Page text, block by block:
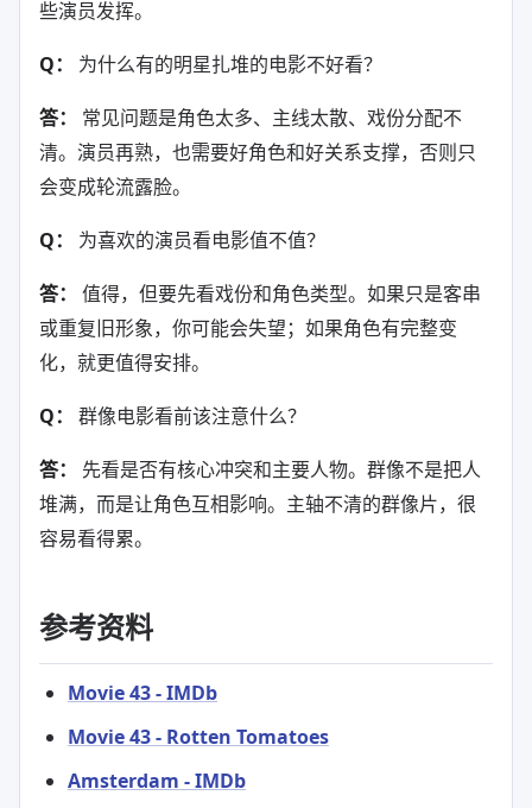
些演员发挥。
Q： 为什么有的明星扎堆的电影不好看？
答：
常见问题是角色太多、主线太散、戏份分配不
清。演员再熟，也需要好角色和好关系支撑，否则只
会变成轮流露脸。
Q： 为喜欢的演员看电影值不值？
答：
值得，但要先看戏份和角色类型。如果只是客串
或重复旧形象，你可能会失望；如果角色有完整变
化，就更值得安排。
Q： 群像电影看前该注意什么？
答：
先看是否有核心冲突和主要人物。群像不是把人
堆满，而是让角色互相影响。主轴不清的群像片，很
容易看得累。
参考资料
Movie 43 - IMDb
Movie 43 - Rotten Tomatoes
Amsterdam - IMDb